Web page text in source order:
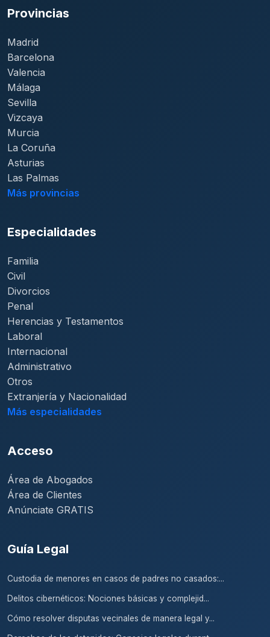
Provincias
Madrid
Barcelona
Valencia
Málaga
Sevilla
Vizcaya
Murcia
La Coruña
Asturias
Las Palmas
Más provincias
Especialidades
Familia
Civil
Divorcios
Penal
Herencias y Testamentos
Laboral
Internacional
Administrativo
Otros
Extranjería y Nacionalidad
Más especialidades
Acceso
Área de Abogados
Área de Clientes
Anúnciate GRATIS
Guía Legal
Custodia de menores en casos de padres no casados:...
Delitos cibernéticos: Nociones básicas y complejid...
Cómo resolver disputas vecinales de manera legal y...